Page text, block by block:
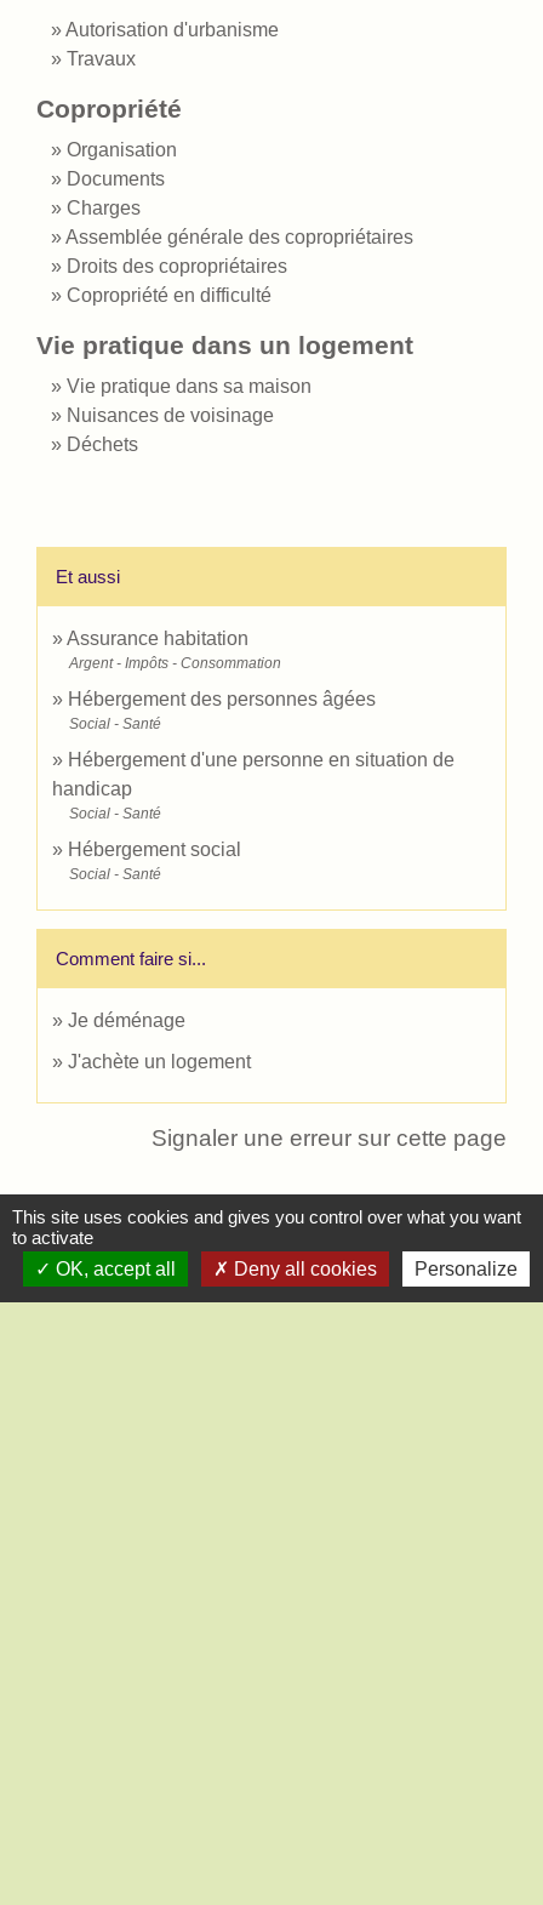
Autorisation d'urbanisme
Travaux
Copropriété
Organisation
Documents
Charges
Assemblée générale des copropriétaires
Droits des copropriétaires
Copropriété en difficulté
Vie pratique dans un logement
Vie pratique dans sa maison
Nuisances de voisinage
Déchets
Et aussi
Assurance habitation
Argent - Impôts - Consommation
Hébergement des personnes âgées
Social - Santé
Hébergement d'une personne en situation de
handicap
Social - Santé
Hébergement social
Social - Santé
Comment faire si...
Je déménage
J'achète un logement
Signaler une erreur sur cette page
Contact
This site uses cookies and gives you control over what you want
to activate
OK, accept all
Deny all cookies Personalize